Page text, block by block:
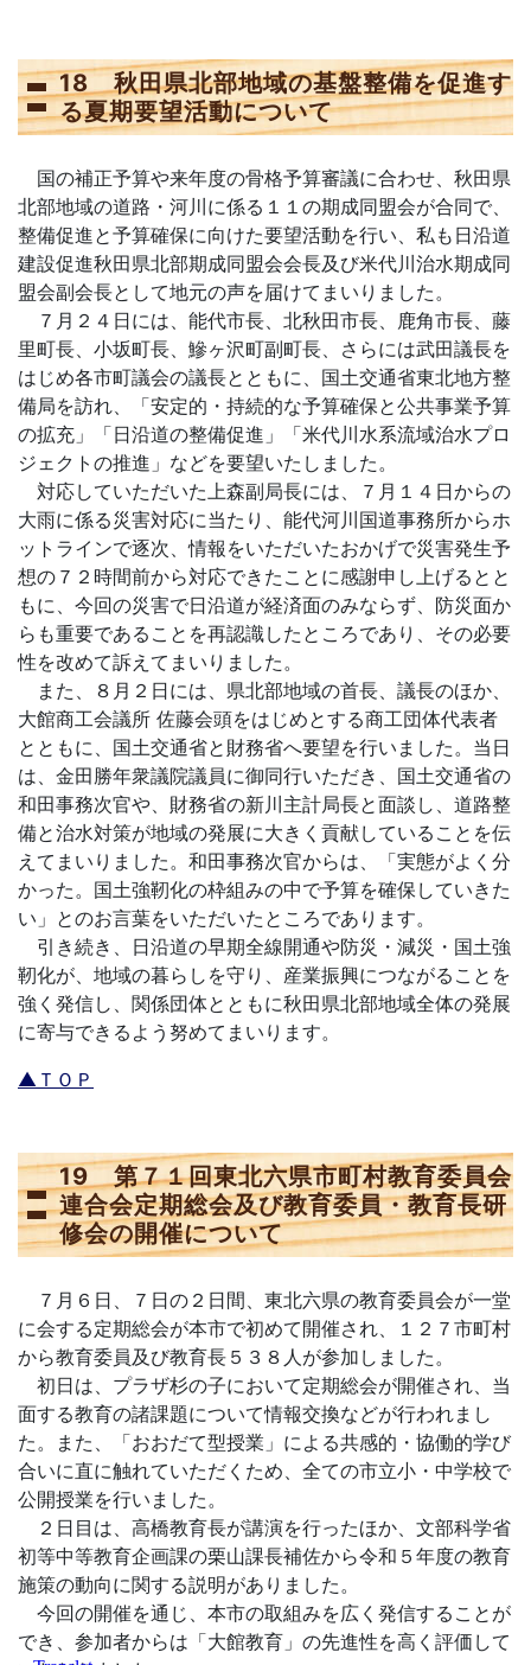
18 秋田県北部地域の基盤整備を促進す
る夏期要望活動について
国の補正予算や来年度の骨格予算審議に合わせ、秋田県
北部地域の道路・河川に係る１１の期成同盟会が合同で、
整備促進と予算確保に向けた要望活動を行い、私も日沿道
建設促進秋田県北部期成同盟会会長及び米代川治水期成同
盟会副会長として地元の声を届けてまいりました。
７月２４日には、能代市長、北秋田市長、鹿角市長、藤
里町長、小坂町長、鰺ヶ沢町副町長、さらには武田議長を
はじめ各市町議会の議長とともに、国土交通省東北地方整
備局を訪れ、「安定的・持続的な予算確保と公共事業予算
の拡充」「日沿道の整備促進」「米代川水系流域治水プロ
ジェクトの推進」などを要望いたしました。
対応していただいた上森副局長には、７月１４日からの
大雨に係る災害対応に当たり、能代河川国道事務所からホ
ットラインで逐次、情報をいただいたおかげで災害発生予
想の７２時間前から対応できたことに感謝申し上げるとと
もに、今回の災害で日沿道が経済面のみならず、防災面か
らも重要であることを再認識したところであり、その必要
性を改めて訴えてまいりました。
また、８月２日には、県北部地域の首長、議長のほか、
大館商工会議所 佐藤会頭をはじめとする商工団体代表者
とともに、国土交通省と財務省へ要望を行いました。当日
は、金田勝年衆議院議員に御同行いただき、国土交通省の
和田事務次官や、財務省の新川主計局長と面談し、道路整
備と治水対策が地域の発展に大きく貢献していることを伝
えてまいりました。和田事務次官からは、「実態がよく分
かった。国土強靭化の枠組みの中で予算を確保していきた
い」とのお言葉をいただいたところであります。
引き続き、日沿道の早期全線開通や防災・減災・国土強
靭化が、地域の暮らしを守り、産業振興につながることを
強く発信し、関係団体とともに秋田県北部地域全体の発展
に寄与できるよう努めてまいります。
▲ＴＯＰ
19 第７１回東北六県市町村教育委員会
連合会定期総会及び教育委員・教育長研
修会の開催について
７月６日、７日の２日間、東北六県の教育委員会が一堂
に会する定期総会が本市で初めて開催され、１２７市町村
から教育委員及び教育長５３８人が参加しました。
初日は、プラザ杉の子において定期総会が開催され、当
面する教育の諸課題について情報交換などが行われまし
た。また、「おおだて型授業」による共感的・協働的学び
合いに直に触れていただくため、全ての市立小・中学校で
公開授業を行いました。
２日目は、高橋教育長が講演を行ったほか、文部科学省
初等中等教育企画課の栗山課長補佐から令和５年度の教育
施策の動向に関する説明がありました。
今回の開催を通じ、本市の取組みを広く発信することが
でき、参加者からは「大館教育」の先進性を高く評価して